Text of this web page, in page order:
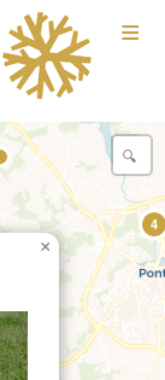
≡
4
×